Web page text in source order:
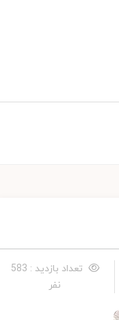
تعداد بازدید : 583
نفر